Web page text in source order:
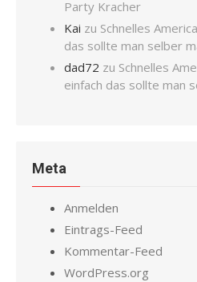
Party Kracher
Kai zu Schnelles
das sollte man selber
dad72 zu Schnelles
einfach das sollte man
Meta
Anmelden
Eintrags-Feed
Kommentar-Feed
WordPress.org